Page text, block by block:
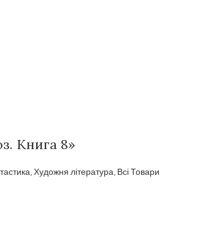
Книга 8»
,Художня література, Всі Товари